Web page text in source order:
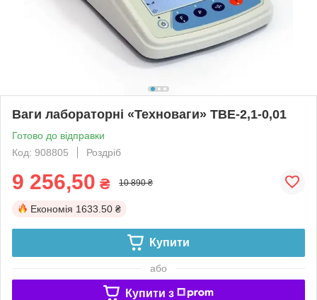
Ваги лабораторні «Техноваги» ТВЕ-2,1-0,01
Готово до відправки
Код: 908805
Роздріб
9 256,50 ₴ 10 890 ₴
Економія 1633.50 ₴
Купити
або
Купити з